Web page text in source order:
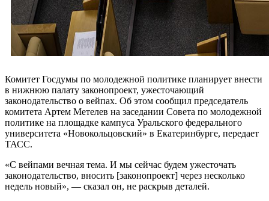
Комитет Госдумы по молодежной политике планирует внести
в нижнюю палату законопроект, ужесточающий
законодательство о вейпах. Об этом сообщил председатель
комитета Артем Метелев на заседании Совета по молодежной
политике на площадке кампуса Уральского федерального
университета «Новокольцовский» в Екатеринбурге, передает
ТАСС.
«С вейпами вечная тема. И мы сейчас будем ужесточать
законодательство, вносить [законопроект] через несколько
недель новый», — сказал он, не раскрыв деталей.